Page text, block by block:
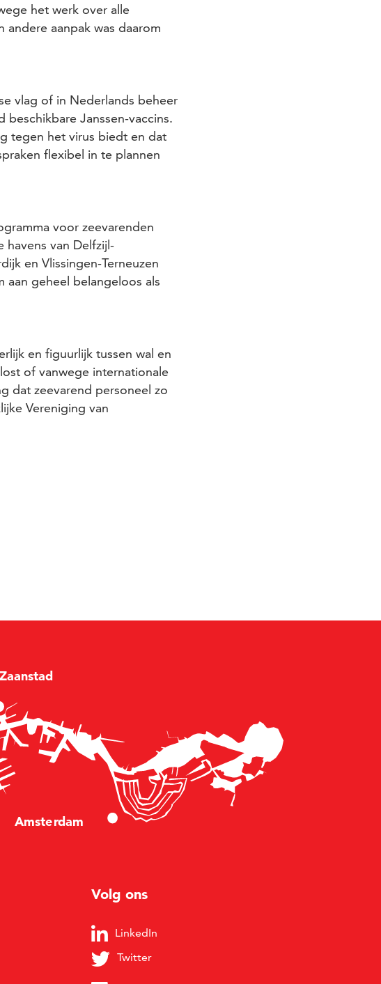
het werk over alle
aanpak was daarom
vlag of in Nederlands beheer
Janssen-vaccins.
tegen het virus biedt en dat
flexibel in te plannen
voor zeevarenden
havens van Delfzijl-
en Vlissingen-Terneuzen
aan geheel belangeloos als
en figuurlijk tussen wal en
of vanwege internationale
dat zeevarend personeel zo
Vereniging van
Zaanstad
Amsterdam
Volg ons
LinkedIn
Twitter